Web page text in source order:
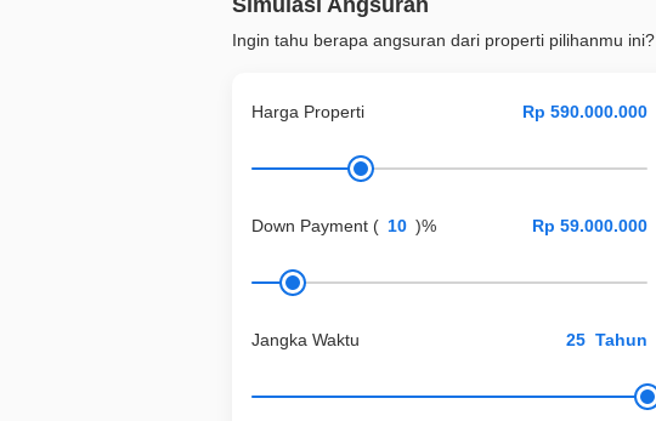
Ingin tahu berapa angsuran dari properti pilihanmu ini?
Harga Properti
Down Payment ( )%
Jangka Waktu Tahun